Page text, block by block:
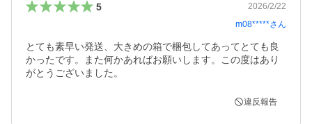
5
2026/2/22
m08*****さん
とても素早い発送、大きめの箱で梱包してあってとても良
かったです。また何かあればお願いします。この度はあり
がとうございました。
違反報告